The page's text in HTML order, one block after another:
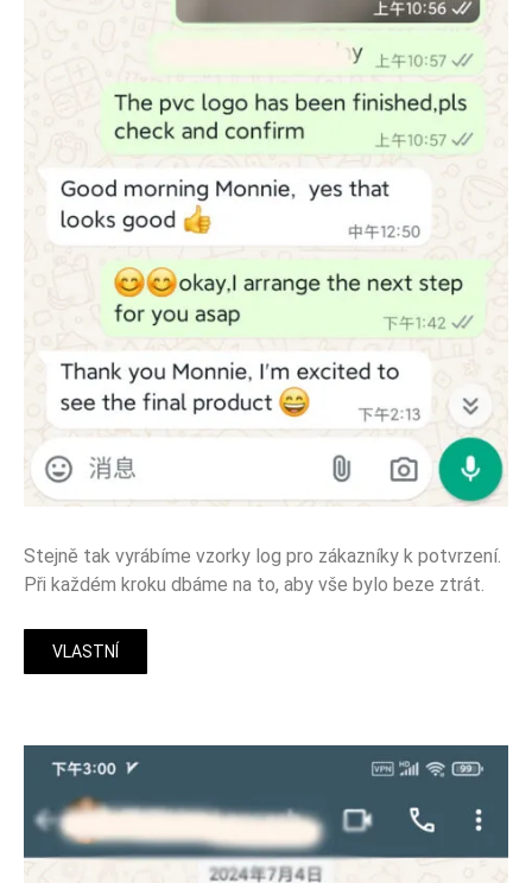
Stejně tak vyrábíme vzorky log pro zákazníky k potvrzení.
Při každém kroku dbáme na to, aby vše bylo beze ztrát.
VLASTNÍ